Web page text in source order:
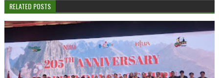
RELATED POSTS